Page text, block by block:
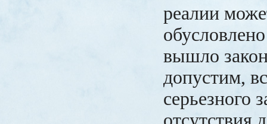
реалии
вышло
допустим,
серьезного